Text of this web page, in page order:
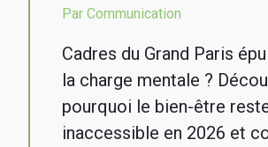
Par Communication
Cadres du Grand Paris
la charge mentale ?
pourquoi le bien-être
inaccessible en 2026 et